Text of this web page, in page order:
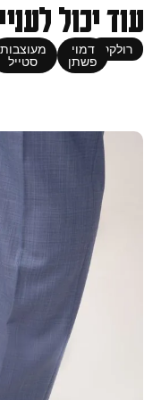
לעניין אותך..
מעוצבות
סטייל
אושן טוקסידו